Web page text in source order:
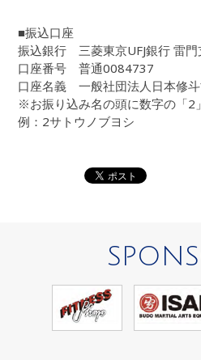
■振込口座
振込銀行 三菱東京UFJ銀行 雷門
口座番号 普通0084737
口座名義 一般社団法人日本修
※お振り込み名の頭に数字の「2
例：2サトウノブヨシ